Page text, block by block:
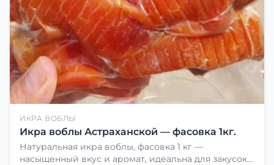
ИКРА ВОБЛЫ
Икра воблы Астраханской — фасовка 1кг.
Натуральная икра воблы, фасовка 1 кг —
насыщенный вкус и аромат, идеальна для закусок